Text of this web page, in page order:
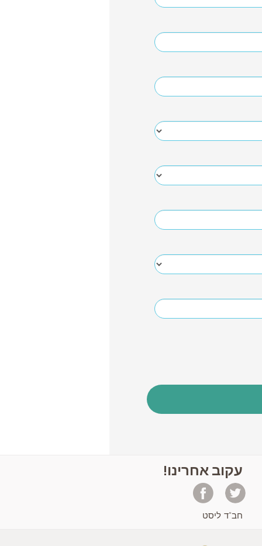
עקוב אחרינו!
חב"ד ליסט